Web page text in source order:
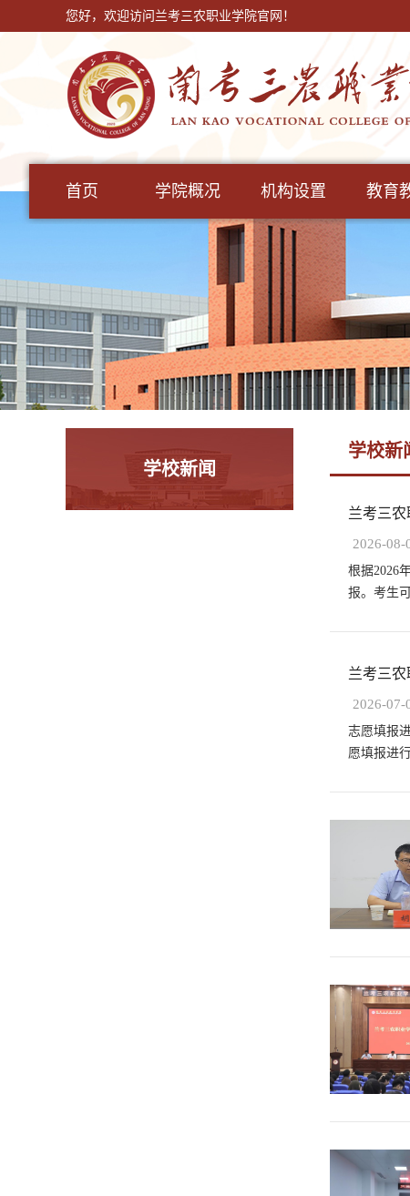
您好，欢迎访问兰考三农职业学院官网！
首页 学院概况 机构设置 教育
学校新闻
学校新
兰考三农
2026-08-
根据2026
报。考生
兰考三
2026-07-
志愿填报
愿填报进